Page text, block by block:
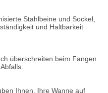
Stahlbeine und Sockel,
und Haltbarkeit
überschreiten beim Fangen
Ihnen, Ihre Wanne auf